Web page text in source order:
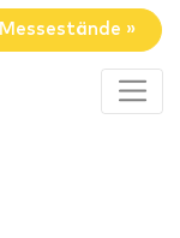
Messestände »